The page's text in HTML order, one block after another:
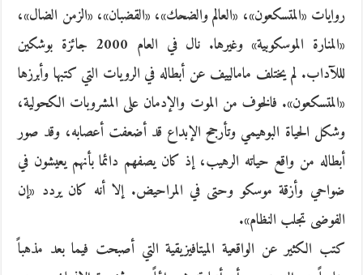
روايات «المتسكعون»، «العالم والضحك»، «القضبان»، «الزمن الضال»،
«المنارة الموسكوبية» وغيرها. نال في العام 2000 جائزة بوشكين
لللآداب. لم يختلف مامالييف عن أبطاله في الرويات التي كتبها وأبرزها
«المتسكعون». فالخوف من الموت والإدمان على المشروبات الكحولية،
وشكل الحياة البوهيمي وتأرجح الإبداع قد أضعفت أعصابه، وقد صور
أبطاله من واقع حياته الرهيب، إذ كان يصفهم دائما بأنهم يعيشون في
ضواحي وأزقة موسكو وحتى في المراحيض. إلا أنه كان يردد «إن
الفوضى تجلب النظام».
كتب الكثير عن الواقعية الميتافيزيقية التي أصبحت فيما بعد مذهباً